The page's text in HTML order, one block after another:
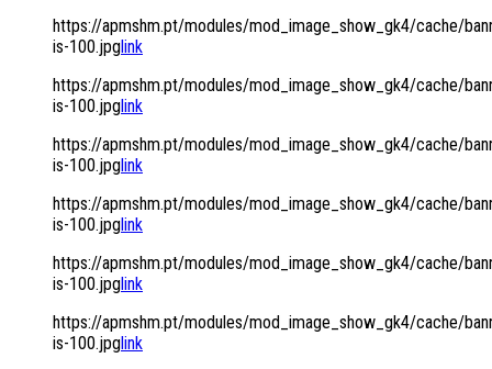
https://apmshm.pt/modules/mod_image_show_gk4/cache/
is-100.jpglink
https://apmshm.pt/modules/mod_image_show_gk4/cache/
is-100.jpglink
https://apmshm.pt/modules/mod_image_show_gk4/cache/
is-100.jpglink
https://apmshm.pt/modules/mod_image_show_gk4/cache/
is-100.jpglink
https://apmshm.pt/modules/mod_image_show_gk4/cache/
is-100.jpglink
https://apmshm.pt/modules/mod_image_show_gk4/cache/
is-100.jpglink